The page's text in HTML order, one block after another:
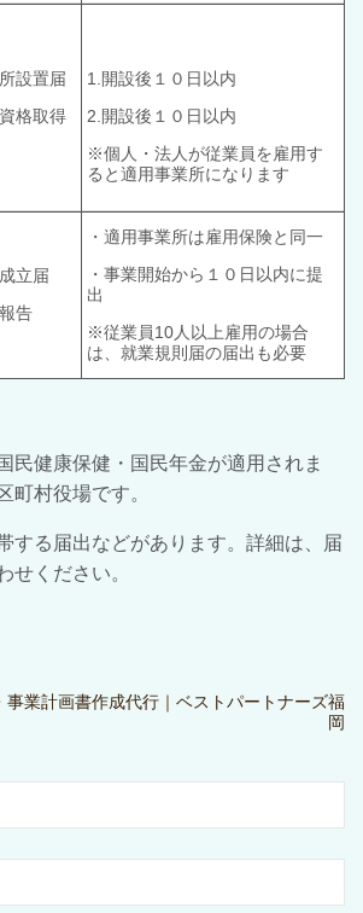
設置届
格取得
1.開設後１０日以内
2.開設後１０日以内
※個人・法人が従業員を雇用す
ると適用事業所になります
立届
告
・適用事業所は雇用保険と同一
・事業開始から１０日以内に提
出
※従業員10人以上雇用の場合
は、就業規則届の届出も必要
民健康保健・国民年金が適用されま
町村役場です。
する届出などがあります。詳細は、届
せください。
事業計画書作成代行｜ベストパートナーズ福
岡